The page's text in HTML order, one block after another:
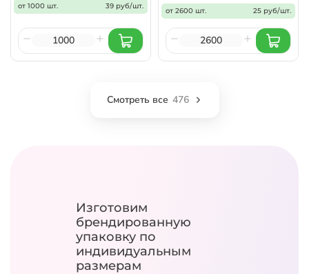
от 1000 шт. 39 руб/шт.
от 2600 шт. 25 руб/шт.
Смотреть все 476
Изготовим
брендированную
упаковку по
индивидуальным
размерам